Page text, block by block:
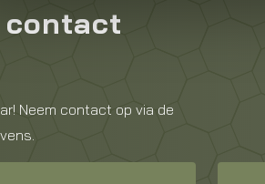
contact
Neem contact op via de